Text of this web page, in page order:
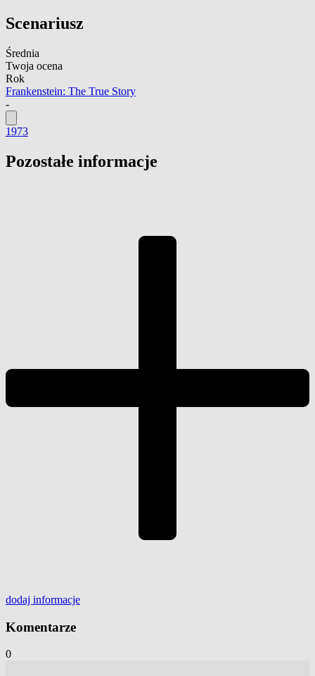
Scenariusz
Średnia
Twoja ocena
Rok
Frankenstein: The True Story
-
1973
Pozostałe informacje
dodaj informacje
Komentarze
0